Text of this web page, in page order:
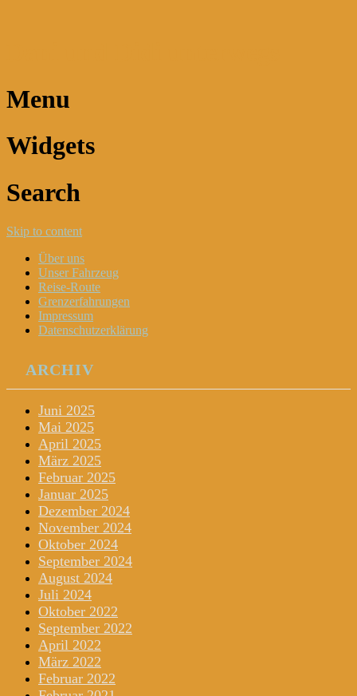
Menu
Widgets
Search
Skip to content
Über uns
Unser Fahrzeug
Reise-Route
Grenzerfahrungen
Impressum
Datenschutzerklärung
ARCHIV
Juni 2025
Mai 2025
April 2025
März 2025
Februar 2025
Januar 2025
Dezember 2024
November 2024
Oktober 2024
September 2024
August 2024
Juli 2024
Oktober 2022
September 2022
April 2022
März 2022
Februar 2022